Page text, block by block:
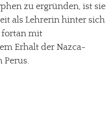
zu ergründen, ist sie
als Lehrerin hinter sich
fortan mit
Erhalt der Nazca-
Perus.